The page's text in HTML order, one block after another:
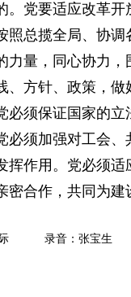
。党要适应改革
照总揽全局、协
力量，同心协力
、方针、政策，
必须保证国家的
必须加强对工会
挥作用。党必须
密合作，共同为
贾际 录音：张宝生